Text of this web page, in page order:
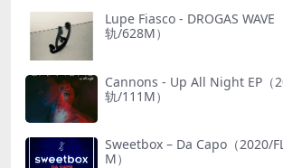
Lupe Fiasco - DROGAS WAVE
轨/628M）
Cannons - Up All Night EP（
轨/111M）
Sweetbox – Da Capo（2020/
M）